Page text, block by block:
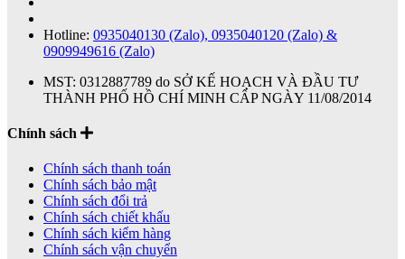
Hotline: 0935040130 (Zalo), 0935040120 (Zalo) &
0909949616 (Zalo)
MST: 0312887789 do SỞ KẾ HOẠCH VÀ ĐẦU TƯ
THÀNH PHỐ HỒ CHÍ MINH CẤP NGÀY 11/08/2014
Chính sách
Chính sách thanh toán
Chính sách bảo mật
Chính sách đổi trả
Chính sách chiết khấu
Chính sách kiểm hàng
Chính sách vận chuyển